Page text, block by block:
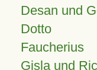
Desan und
Dotto
Faucherius
Gisla und